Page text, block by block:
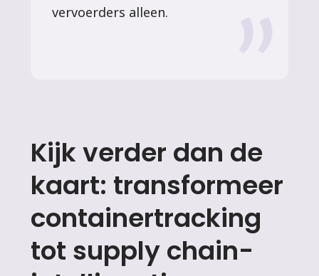
vervoerders alleen.
Kijk verder dan de
kaart: transformeer
containertracking
tot supply chain-